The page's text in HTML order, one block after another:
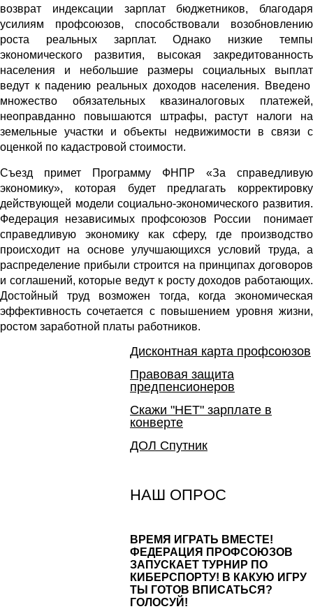
возврат индексации зарплат бюджетников, благодаря
усилиям профсоюзов, способствовали возобновлению
роста реальных зарплат. Однако низкие темпы
экономического развития, высокая закредитованность
населения и небольшие размеры социальных выплат
ведут к падению реальных доходов населения. Введено
множество обязательных квазиналоговых платежей,
неоправданно повышаются штрафы, растут налоги на
земельные участки и объекты недвижимости в связи с
оценкой по кадастровой стоимости.
Съезд примет Программу ФНПР «За справедливую
экономику», которая будет предлагать корректировку
действующей модели социально-экономического развития.
Федерация независимых профсоюзов России понимает
справедливую экономику как сферу, где производство
происходит на основе улучшающихся условий труда, а
распределение прибыли строится на принципах договоров
и соглашений, которые ведут к росту доходов работающих.
Достойный труд возможен тогда, когда экономическая
эффективность сочетается с повышением уровня жизни,
ростом заработной платы работников.
Дисконтная карта профсоюзов
Правовая защита
предпенсионеров
Скажи "НЕТ" зарплате в
конверте
ДОЛ Спутник
НАШ ОПРОС
ВРЕМЯ ИГРАТЬ ВМЕСТЕ!
ФЕДЕРАЦИЯ ПРОФСОЮЗОВ
ЗАПУСКАЕТ ТУРНИР ПО
КИБЕРСПОРТУ! В КАКУЮ ИГРУ
ТЫ ГОТОВ ВПИСАТЬСЯ?
ГОЛОСУЙ!